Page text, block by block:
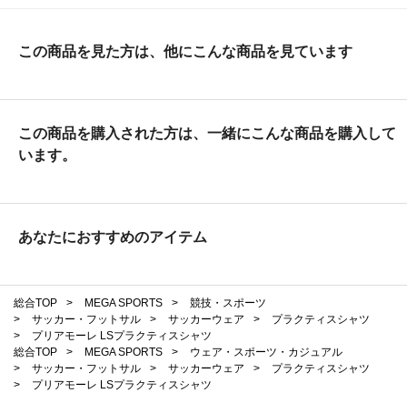
この商品を見た方は、他にこんな商品を見ています
この商品を購入された方は、一緒にこんな商品を購入して
います。
あなたにおすすめのアイテム
総合TOP > MEGA SPORTS >
競技・スポーツ
>
サッカー・フットサル > サッカーウェア >
プラクティスシャツ
>
プリアモーレ LSプラクティスシャツ
総合TOP
> MEGA SPORTS >
ウェア・スポーツ・カジュアル
>
サッカー・フットサル > サッカーウェア >
プラクティスシャツ
>
プリアモーレ LSプラクティスシャツ